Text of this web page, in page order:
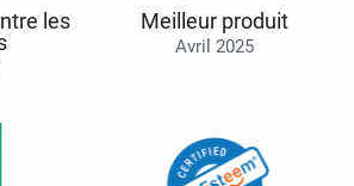
les
Meilleur produit
Avril 2025